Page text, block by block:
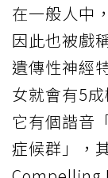
在一般人中
因此也被戲
遺傳性神經
女就會有5
它有個諧音
症候群」，